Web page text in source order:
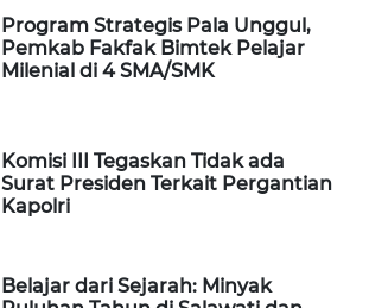
Program Strategis Pala Unggul,
Pemkab Fakfak Bimtek Pelajar
Milenial di 4 SMA/SMK
Komisi III Tegaskan Tidak ada
Surat Presiden Terkait Pergantian
Kapolri
Belajar dari Sejarah: Minyak